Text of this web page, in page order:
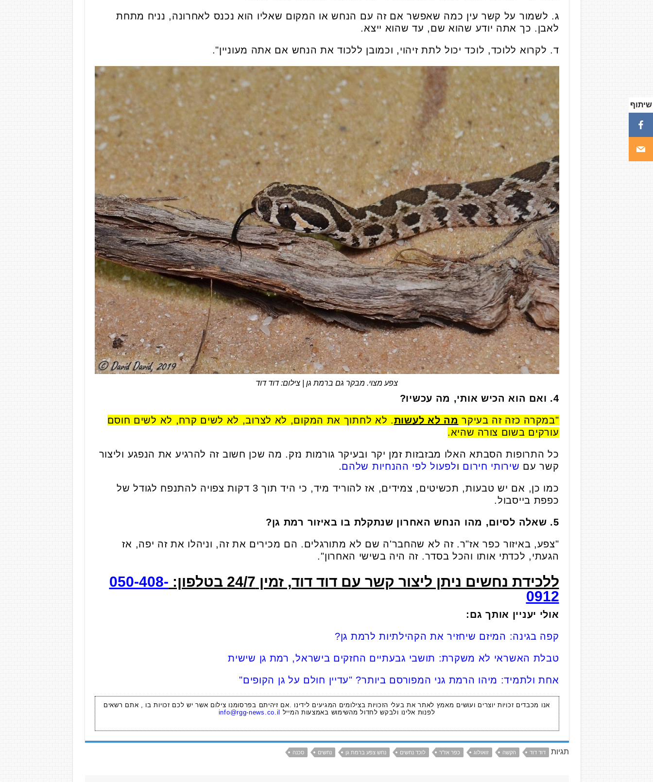
ג. לשמור על קשר עין כמה שאפשר אם זה עם הנחש או המקום שאליו הוא נכנס לאחרונה, נניח מתחת
לאבן. כך אתה יודע שהוא שם, עד שהוא ייצא.
ד. לקרוא ללוכד, לוכד יכול לתת זיהוי, וכמובן ללכוד את הנחש אם אתה מעוניין".
צפע מצוי. מבקר גם ברמת גן | צילום: דוד דוד
4. ואם הוא הכיש אותי, מה עכשיו?
"במקרה כזה זה בעיקר מה לא לעשות. לא לחתוך את המקום, לא לצרוב, לא לשים קרח, לא לשים חוסם
עורקים בשום צורה שהיא.
כל התרופות הסבתא האלו מבזבזות זמן יקר ובעיקר גורמות נזק. מה שכן חשוב זה להרגיע את הנפגע וליצור
קשר עם שירותי חירום ולפעול לפי ההנחיות שלהם.
כמו כן, אם יש טבעות, תכשיטים, צמידים, אז להוריד מיד, כי היד תוך 3 דקות צפויה להתנפח לגודל של
כפפת בייסבול.
5. שאלה לסיום, מהו הנחש האחרון שנתקלת בו באיזור רמת גן?
"צפע, באיזור כפר אז"ר. זה לא שהחבר'ה שם לא מתורגלים. הם מכירים את זה, וניהלו את זה יפה, אז
הגעתי, לכדתי אותו והכל בסדר. זה היה בשישי האחרון".
ללכידת נחשים ניתן ליצור קשר עם דוד דוד, זמין 24/7 בטלפון:
050-408-
0912
אולי יעניין אותך גם:
קפה בגינה: המיזם שיחזיר את הקהילתיות לרמת גן?
טבלת האשראי לא משקרת: תושבי גבעתיים החזקים בישראל, רמת גן שישית
אחת ולתמיד: מיהו הרמת גני המפורסם ביותר? "עדיין חולם על גן הקופים"
אנו מכבדים זכויות יוצרים ועושים מאמץ לאתר את בעלי הזכויות בצילומים המגיעים לידינו .אם זיהיתם בפרסומנו צילום אשר יש לכם זכויות בו , אתם רשאים
לפנות אלינו ולבקש לחדול מהשימוש באמצעות המייל
info@rgg-news.co.il
תגיות דוד דוד הקשה זואולוג כפר אז"ר לוכד נחשים נחש צפע ברמת גן נחשים סכנה
שיתוף